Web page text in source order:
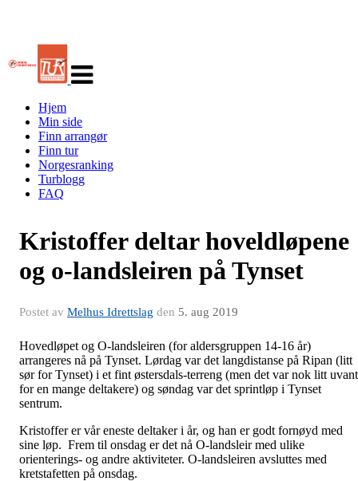
navigasjon
Hjem
Min side
Finn arrangør
Finn tur
Norgesranking
Turblogg
FAQ
Kristoffer deltar hoveldløpene
og o-landsleiren på Tynset
Postet av Melhus Idrettslag den 5. aug 2019
Hovedløpet og O-landsleiren (for aldersgruppen 14-16 år)
arrangeres nå på Tynset. Lørdag var det langdistanse på Ripan (litt
sør for Tynset) i et fint østersdals-terreng (men det var nok litt uvant
for en mange deltakere) og søndag var det sprintløp i Tynset
sentrum.
Kristoffer er vår eneste deltaker i år, og han er godt fornøyd med
sine løp. Frem til onsdag er det nå O-landsleir med ulike
orienterings- og andre aktiviteter. O-landsleiren avsluttes med
kretstafetten på onsdag.